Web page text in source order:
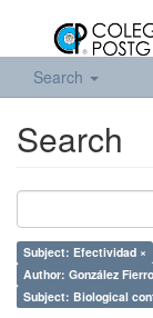
Search
Search
Subject: Efectividad ×
Author: González
Subject: Biological